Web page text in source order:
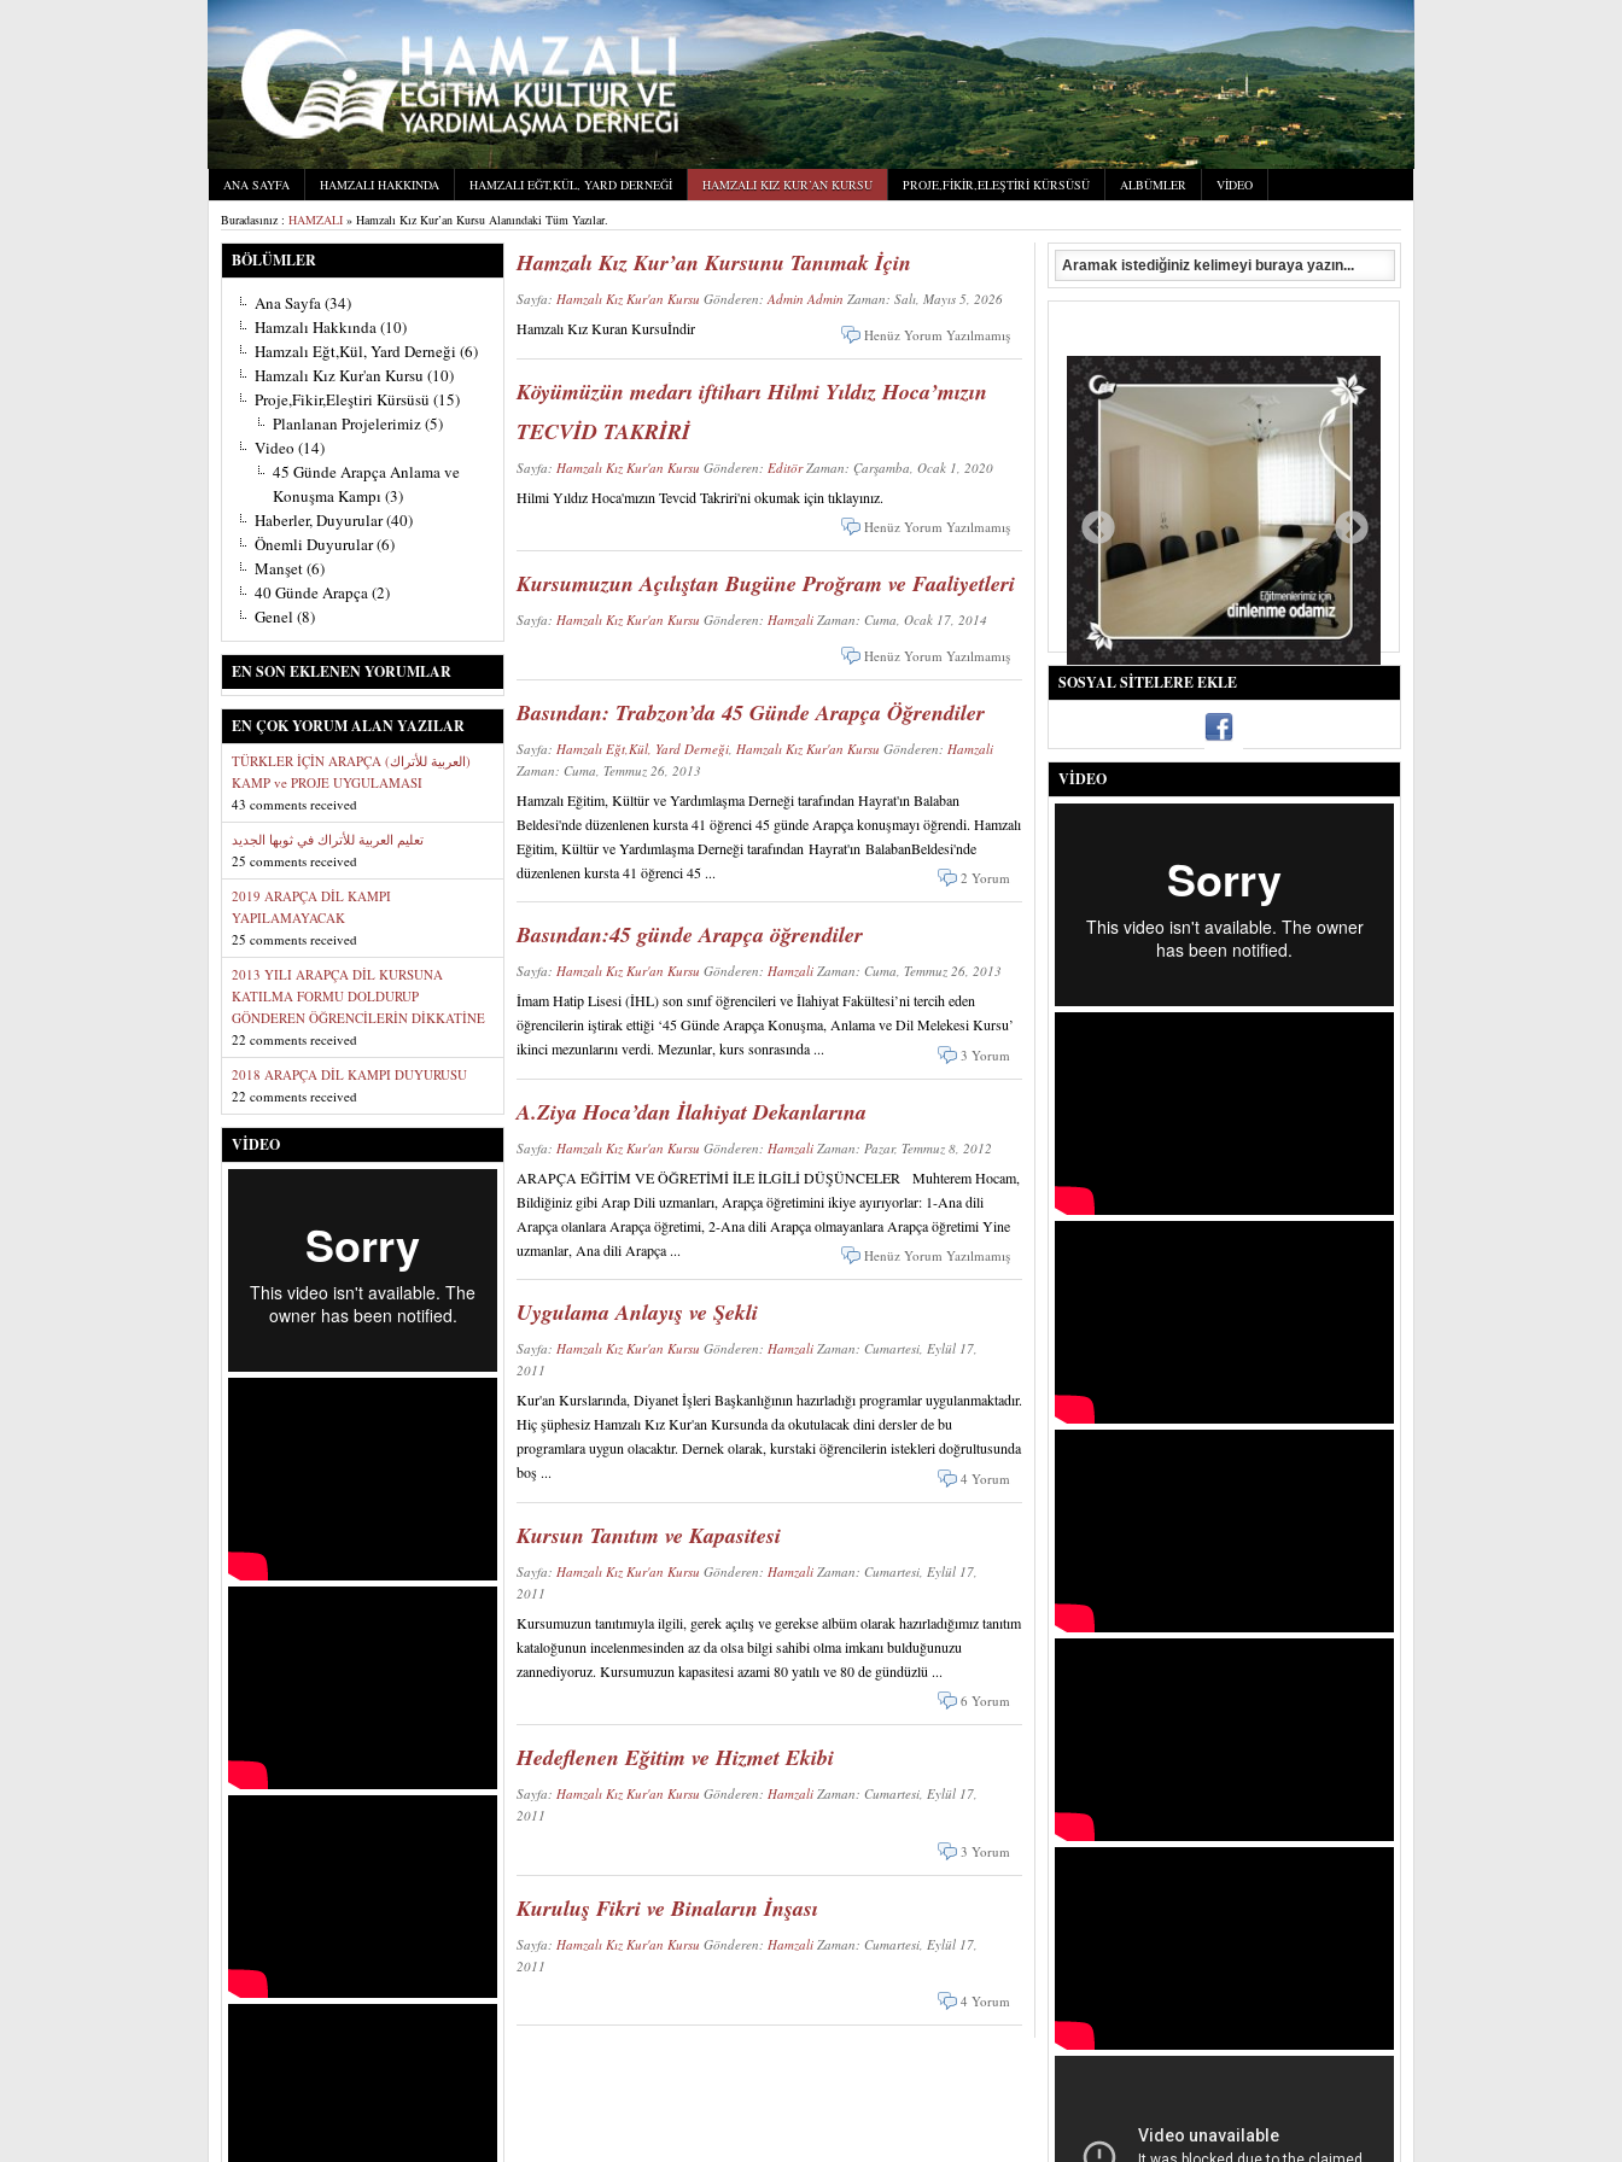
ANA SAYFA HAMZALI HAKKINDA HAMZALI EĞT,KÜL, YARD DERNEĞI HAMZALI KIZ KUR’AN KURSU PROJE,FIKIR,ELEŞTIRI KÜRSÜSÜ ALBÜMLER VIDEO
Buradasınız : HAMZALI » Hamzalı Kız Kur’an Kursu Alanındaki Tüm Yazılar.
BÖLÜMLER
Ana Sayfa(34)
Hamzalı Hakkında(10)
Hamzalı Eğt,Kül, Yard Derneği (6)
Hamzalı Kız Kur'an Kursu (10)
Proje,Fikir,Eleştiri Kürsüsü (15)
Planlanan Projelerimiz(5)
Video (14)
45 Günde Arapça Anlama ve
Konuşma Kampı (3)
Haberler, Duyurular(40)
Önemli Duyurular(6)
Manşet(6)
40 Günde Arapça(2)
Genel (8)
EN SON EKLENEN YORUMLAR
EN ÇOK YORUM ALAN YAZILAR
TÜRKLER İÇİN ARAPÇA (العربية للأتراك)
KAMP ve PROJE UYGULAMASI
43 comments received
تعليم العربية للأتراك في ثوبها الجديد
25 comments received
2019 ARAPÇA DİL KAMPI
YAPILAMAYACAK
25 comments received
2013 YILI ARAPÇA DİL KURSUNA
KATILMA FORMU DOLDURUP
GÖNDEREN ÖĞRENCİLERİN DİKKATİNE
22 comments received
2018 ARAPÇA DİL KAMPI DUYURUSU
22 comments received
VIDEO
Hamzalı Kız Kur’an Kursunu Tanımak İçin
Sayfa: Hamzalı Kız Kur'an Kursu Gönderen:Admin Admin Zaman: Salı, Mayıs 5, 2026
Hamzalı Kız Kuran Kursuİndir Henüz Yorum Yazılmamış
Köyümüzün medarı iftiharı Hilmi Yıldız Hoca’mızın
TECVİD TAKRİRİ
Sayfa: Hamzalı Kız Kur'an Kursu Gönderen: EditörZaman: Çarşamba, Ocak 1, 2020
Hilmi Yıldız Hoca'mızın Tevcid Takriri'ni okumak için tıklayınız.
Henüz Yorum Yazılmamış
Kursumuzun Açılıştan Bugüne Proğram ve Faaliyetleri
Sayfa: Hamzalı Kız Kur'an Kursu Gönderen: HamzaliZaman: Cuma, Ocak 17, 2014
Henüz Yorum Yazılmamış
Basından: Trabzon’da 45 Günde Arapça Öğrendiler
Sayfa: Hamzalı Eğt,Kül, Yard Derneği, Hamzalı Kız Kur'an Kursu Gönderen: Hamzali
Zaman: Cuma, Temmuz 26, 2013
Hamzalı Eğitim, Kültür ve Yardımlaşma Derneği tarafından Hayrat'ın Balaban
Beldesi'nde düzenlenen kursta 41 öğrenci 45 günde Arapça konuşmayı öğrendi. Hamzalı
Eğitim, Kültür ve Yardımlaşma Derneği tarafından Hayrat'ın BalabanBeldesi'nde
düzenlenen kursta 41 öğrenci 45 ...
2 Yorum
Basından:45 günde Arapça öğrendiler
Sayfa: Hamzalı Kız Kur'an Kursu Gönderen: HamzaliZaman: Cuma, Temmuz 26, 2013
İmam Hatip Lisesi (İHL) son sınıf öğrencileri ve İlahiyat Fakültesi’ni tercih eden
öğrencilerin iştirak ettiği ‘45 Günde Arapça Konuşma, Anlama ve Dil Melekesi Kursu’
ikinci mezunlarını verdi. Mezunlar, kurs sonrasında ...
3 Yorum
A.Ziya Hoca’dan İlahiyat Dekanlarına
Sayfa: Hamzalı Kız Kur'an Kursu Gönderen: HamzaliZaman: Pazar, Temmuz 8, 2012
ARAPÇA EĞİTİM VE ÖĞRETİMİ İLE İLGİLİ DÜŞÜNCELER Muhterem Hocam,
Bildiğiniz gibi Arap Dili uzmanları, Arapça öğretimini ikiye ayırıyorlar: 1-Ana dili
Arapça olanlara Arapça öğretimi, 2-Ana dili Arapça olmayanlara Arapça öğretimi Yine
uzmanlar, Ana dili Arapça ...
Henüz Yorum Yazılmamış
Uygulama Anlayış ve Şekli
Sayfa: Hamzalı Kız Kur'an Kursu Gönderen: HamzaliZaman: Cumartesi, Eylül 17,
2011
Kur'an Kurslarında, Diyanet İşleri Başkanlığının hazırladığı programlar uygulanmaktadır.
Hiç şüphesiz Hamzalı Kız Kur'an Kursunda da okutulacak dini dersler de bu
programlara uygun olacaktır. Dernek olarak, kurstaki öğrencilerin istekleri doğrultusunda
boş ...
4 Yorum
Kursun Tanıtım ve Kapasitesi
Sayfa: Hamzalı Kız Kur'an Kursu Gönderen: HamzaliZaman: Cumartesi, Eylül 17,
2011
Kursumuzun tanıtımıyla ilgili, gerek açılış ve gerekse albüm olarak hazırladığımız tanıtım
kataloğunun incelenmesinden az da olsa bilgi sahibi olma imkanı bulduğunuzu
zannediyoruz. Kursumuzun kapasitesi azami 80 yatılı ve 80 de gündüzlü ...
6 Yorum
Hedeflenen Eğitim ve Hizmet Ekibi
Sayfa: Hamzalı Kız Kur'an Kursu Gönderen: HamzaliZaman: Cumartesi, Eylül 17,
2011
3 Yorum
Kuruluş Fikri ve Binaların İnşası
Sayfa: Hamzalı Kız Kur'an Kursu Gönderen: HamzaliZaman: Cumartesi, Eylül 17,
2011
4 Yorum
SOSYAL SITELERE EKLE
VIDEO